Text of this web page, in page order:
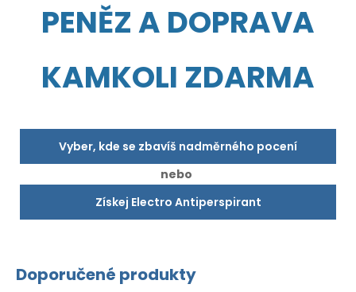
PENĚZ A DOPRAVA
KAMKOLI ZDARMA
Vyber, kde se zbavíš nadměrného pocení
nebo
Získej Electro Antiperspirant
Doporučené produkty